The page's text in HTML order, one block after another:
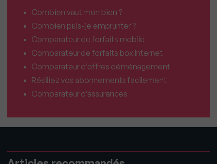
Combien vaut mon bien ?
Combien puis-je emprunter ?
Comparateur de forfaits mobile
Comparateur de forfaits box Internet
Comparateur d’offres déménagement
Résiliez vos abonnements facilement
Comparateur d’assurances